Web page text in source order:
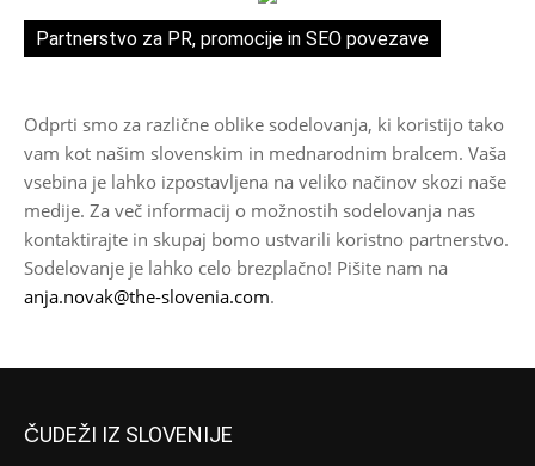
Partnerstvo za PR, promocije in SEO povezave
Odprti smo za različne oblike sodelovanja, ki koristijo tako
vam kot našim slovenskim in mednarodnim bralcem. Vaša
vsebina je lahko izpostavljena na veliko načinov skozi naše
medije. Za več informacij o možnostih sodelovanja nas
kontaktirajte in skupaj bomo ustvarili koristno partnerstvo.
Sodelovanje je lahko celo brezplačno! Pišite nam na
anja.novak@the-slovenia.com.
ČUDEŽI IZ SLOVENIJE